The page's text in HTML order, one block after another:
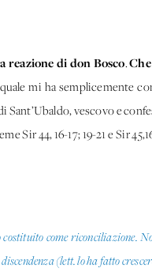
reazione di don Bosco.
mi ha semplicemente
Sant’Ubaldo, vescovo e
Sir 44, 16-17; 19-21 e Sir
costituito come riconciliazione.
(lett. lo ha fatto